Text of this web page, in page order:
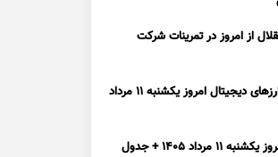
از امروز در تمرینات شرکت
قیمت بیت کوین و ارز‌های دیجیتال امروز یکشنبه ۱۱ مرداد
۱۴۰۵ + جدول